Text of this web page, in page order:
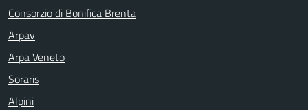
Consorzio di Bonifica Brenta
Arpav
Arpa Veneto
Soraris
Alpini